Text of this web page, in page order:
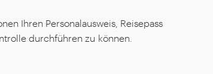
Ihren Personalausweis, Reisepass
durchführen zu können.